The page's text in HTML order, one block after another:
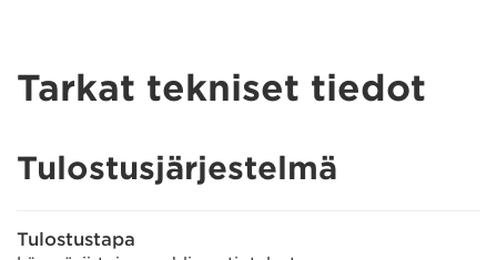
Tarkat tekniset tiedot
Tulostusjärjestelmä
Tulostustapa